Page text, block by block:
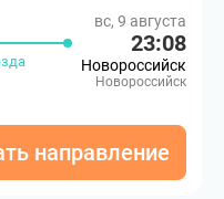
вс, 9 августа
23:08
Новороссийск
Новороссийск
направление